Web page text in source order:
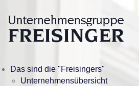
Das sind die "Freisingers"
Unternehmensübersicht